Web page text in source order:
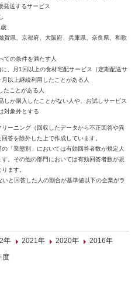
発送するサービス
賀県、京都府、大阪府、兵庫県、奈良県、和歌
ての条件を満たす人
、月1回以上の食材宅配サービス（定期配送サ
以上継続利用したことがある人
たことがある人
しか購入したことがない人や、お試しサービス
対象外とする
ーニング（回収したデータから不正回答や異
答を除外した上で作成しています。
「業態別」においては有効回答者数が規定人
。その他の部門においては有効回答者数が規
ます。
と回答した人の割合が基準値以下の企業がラ
年 2021年 2020年
2016年
度